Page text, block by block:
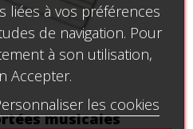
musicales
liées à vos préférences
de navigation. Pour
à son utilisation,
Accepter.
les cookies